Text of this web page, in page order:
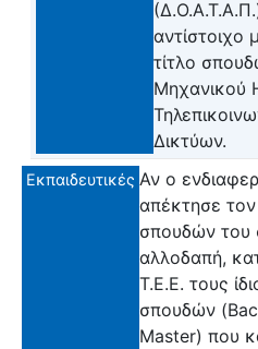
αντίστοιχο
τίτλο
Μηχανικού
Δικτύων.
Εκπαιδευτικές Αν ο
απέκτησε τον
σπουδών του
αλλοδαπή,
Τ.Ε.Ε. τους
σπουδών
Master) που